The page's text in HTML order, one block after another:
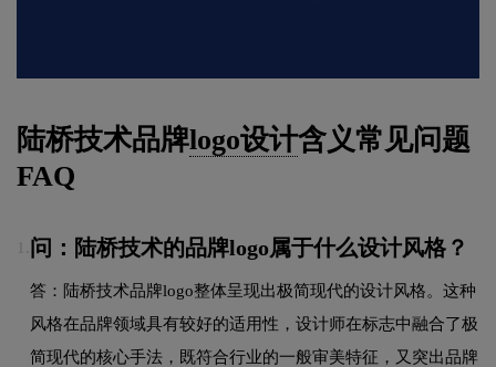
陆桥技术品牌logo设计含义常见问题
FAQ
问：陆桥技术的品牌logo属于什么设计风格？
答：陆桥技术品牌logo整体呈现出极简现代的设计风格。这种
风格在品牌领域具有较好的适用性，设计师在标志中融合了极
简现代的核心手法，既符合行业的一般审美特征，又突出品牌